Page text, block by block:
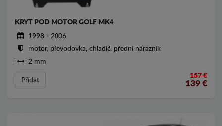
KRYT POD MOTOR GOLF MK4
1998 - 2006
motor, převodovka, chladič, přední nárazník
2 mm
Přídat
157 €
139 €